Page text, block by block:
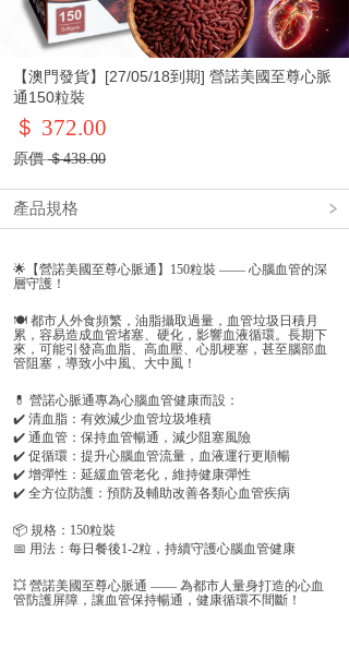
【澳門發貨】[27/05/18到期] 營諾美國至尊心脈
通150粒裝
＄ 372.00
原價＄438.00
產品規格
🌟【營諾美國至尊心脈通】150粒裝 —— 心腦血管的深
層守護！
🍽️ 都市人外食頻繁，油脂攝取過量，血管垃圾日積月
累，容易造成血管堵塞、硬化，影響血液循環。長期下
來，可能引發高血脂、高血壓、心肌梗塞，甚至腦部血
管阻塞，導致小中風、大中風！
💊 營諾心脈通專為心腦血管健康而設：
✔️ 清血脂：有效減少血管垃圾堆積
✔️ 通血管：保持血管暢通，減少阻塞風險
✔️ 促循環：提升心腦血管流量，血液運行更順暢
✔️ 增彈性：延緩血管老化，維持健康彈性
✔️ 全方位防護：預防及輔助改善各類心血管疾病
📦 規格：150粒裝
📅 用法：每日餐後1-2粒，持續守護心腦血管健康
💥 營諾美國至尊心脈通 —— 為都市人量身打造的心血
管防護屏障，讓血管保持暢通，健康循環不間斷！